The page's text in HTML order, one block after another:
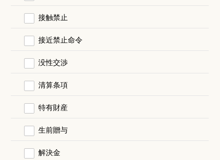
接触禁止
接近禁止命令
没性交渉
清算条項
特有財産
生前贈与
解決金